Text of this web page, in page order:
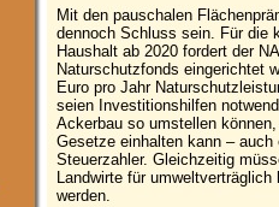
Mit den pauschalen
dennoch Schluss sein. Für die
Haushalt ab 2020 fordert der
Naturschutzfonds eingerichtet
Euro pro Jahr
seien Investitionshilfen
Ackerbau so umstellen
Gesetze einhalten kann –
Steuerzahler. Gleichzeitig
Landwirte für
werden.